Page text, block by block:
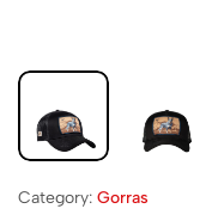
Category: Gorras